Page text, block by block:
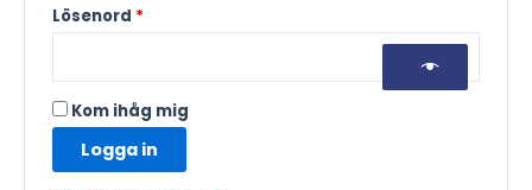
Lösenord *
Kom ihåg mig
Logga in